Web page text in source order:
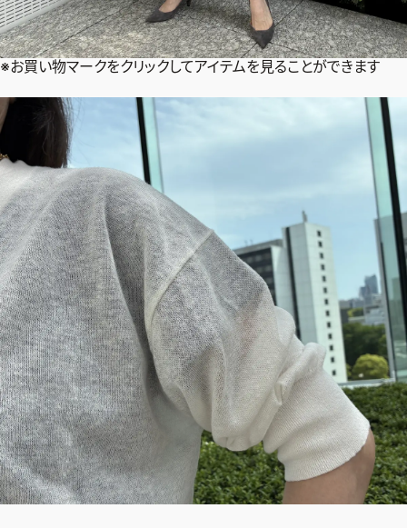
※お買い物マークをクリックしてアイテムを見ることができます